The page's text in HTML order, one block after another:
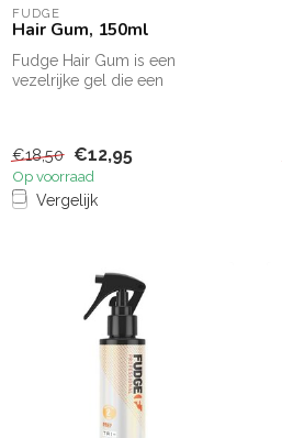
FUDGE
Hair Gum, 150ml
Fudge Hair Gum is een
vezelrijke gel die een
€18,50 €12,95
Op voorraad
Vergelijk